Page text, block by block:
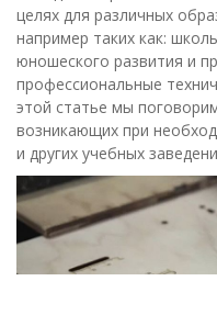
целях для различных
например таких как:
юношеского развития и
профессиональные
этой статье мы
возникающих при
и других учебных